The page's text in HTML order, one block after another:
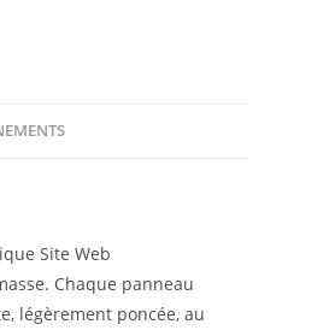
Site Web
Chaque panneau
légèrement poncée, au